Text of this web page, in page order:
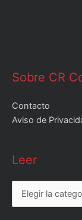
Sobre CR
Contacto
Aviso de
Leer
Leer